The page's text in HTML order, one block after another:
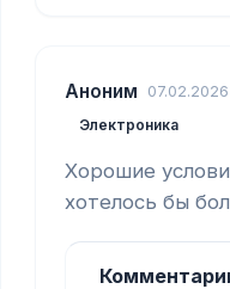
Аноним
Электроника
Хорошие
хотелось бы